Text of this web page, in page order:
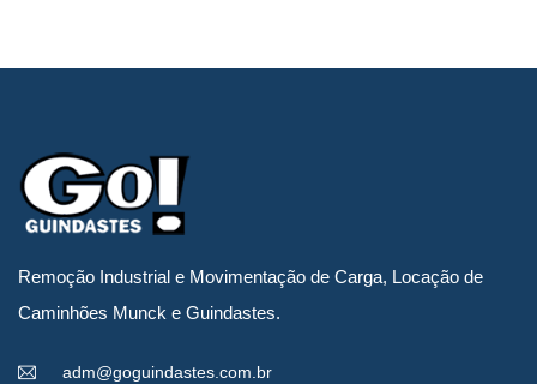
Remoção Industrial e Movimentação de Carga, Locação de
Caminhões Munck e Guindastes.
adm@goguindastes.com.br